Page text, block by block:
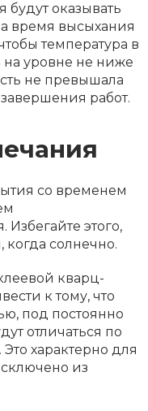
оказывать
время высыхания
температура в
уровне не ниже
не превышала
работ.
со временем
Избегайте этого,
солнечно.
кварц-
к тому, что
под постоянно
отличаться по
характерно для
из